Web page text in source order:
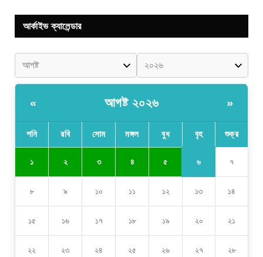
আর্কাইভ ক্যালেন্ডার
« আগষ্ট ২০২৬ »
শনি রবি সোম মঙ্গল বুধ বৃহ শুক্র
১ ২ ৩ ৪ ৫ ৬ ৭
৮ ৯ ১০ ১১ ১২ ১৩ ১৪
১৫ ১৬ ১৭ ১৮ ১৯ ২০ ২১
২২ ২৩ ২৪ ২৫ ২৬ ২৭ ২৮